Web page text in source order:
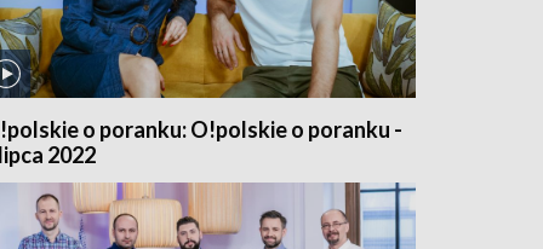
o poranku: O!polskie o poranku -
2022